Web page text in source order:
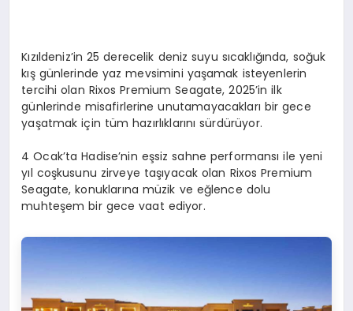
Kızıldeniz’in 25 derecelik deniz suyu sıcaklığında, soğuk
kış günlerinde yaz mevsimini yaşamak isteyenlerin
tercihi olan Rixos Premium Seagate, 2025’in ilk
günlerinde misafirlerine unutamayacakları bir gece
yaşatmak için tüm hazırlıklarını sürdürüyor.
4 Ocak’ta Hadise’nin eşsiz sahne performansı ile yeni
yıl coşkusunu zirveye taşıyacak olan Rixos Premium
Seagate, konuklarına müzik ve eğlence dolu
muhteşem bir gece vaat ediyor.